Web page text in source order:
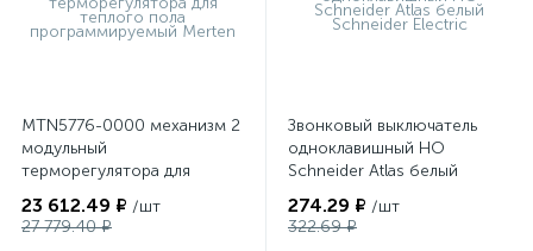
MTN5776-0000 механизм 2
модульный
терморегулятора для
программируемый Merten
23 612.49 ₽ /шт
27 779.40 ₽
Звонковый выключатель
одноклавишный НО
Schneider Atlas белый
274.29 ₽ /шт
322.69 ₽